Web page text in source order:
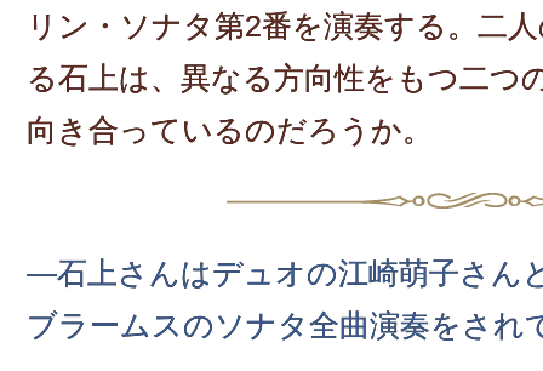
リン・ソナタ第2番を演奏する。二
る石上は、異なる方向性をもつ二つ
向き合っているのだろうか。
―石上さんはデュオの江崎萌子さん
ブラームスのソナタ全曲演奏をされ